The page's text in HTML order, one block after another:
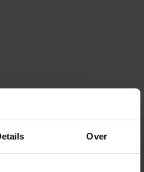
Over